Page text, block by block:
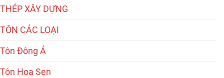
THÉP XÂY DỰNG
TÔN CÁC LOẠI
Tôn Đông Á
Tôn Hoa Sen